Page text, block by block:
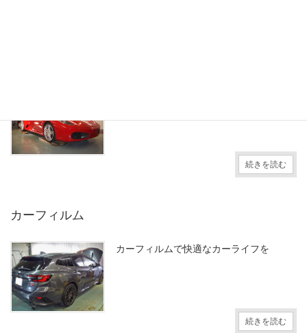
続きを読む
カーフィルム
カーフィルムで快適なカーライフを
続きを読む